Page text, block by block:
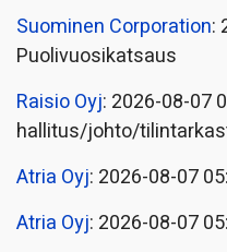
Suominen Corporation:
Puolivuosikatsaus
Raisio Oyj: 2026-08-07
hallitus/johto/
Atria Oyj: 2026-08-07
Atria Oyj: 2026-08-07